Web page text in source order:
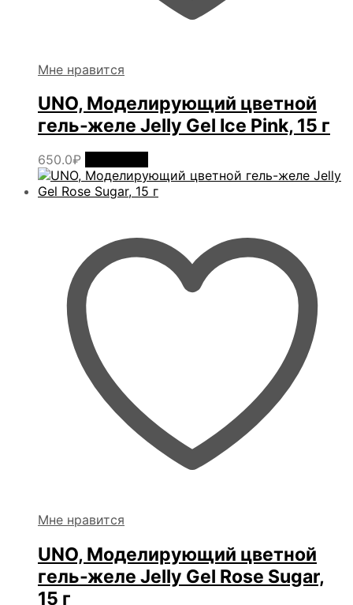
Мне нравится
UNO, Моделирующий цветной
гель-желе Jelly Gel Ice Pink, 15 г
650.0₽
Мне нравится
UNO, Моделирующий цветной
гель-желе Jelly Gel Rose Sugar,
15 г